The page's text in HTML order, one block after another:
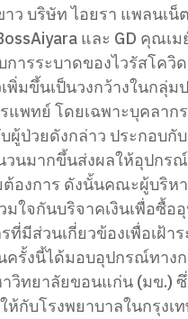
ว บริษัท ไอยรา แพลนเน็
และ GD คุณเ
การระบาดของไวรัสโควิ
พิ่มขึ้นเป็นวงกว้างในกลุ่ม
แพทย์ โดยเฉพาะบุคลาก
ผู้ป่วยดังกล่าว ประกอบกั
วนมากขึ้นส่งผลให้อุปกร
หารและนักธุรกิจ
มใจกันบริจาคเงินเพื่อซื้อ
มีส่วนเกี่ยวข้องเพื่อเฝ้า
ครั้งนี้ได้มอบอุปกรณ์ทาง
ทยาลัยขอนแก่น (มข.)
ห้กับโรงพยาบาลในกรุงเ